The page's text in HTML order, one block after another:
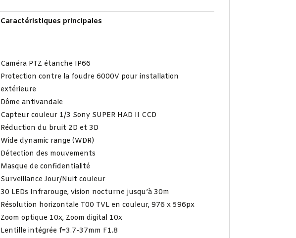
Caractéristiques principales
Caméra PTZ étanche IP66
Protection contre la foudre 6000V pour installation
extérieure
Dôme antivandale
Capteur couleur 1/3 Sony SUPER HAD II CCD
Réduction du bruit 2D et 3D
Wide dynamic range (WDR)
Détection des mouvements
Masque de confidentialité
Surveillance Jour/Nuit couleur
30 LEDs Infrarouge, vision nocturne jusqu’à 30m
Résolution horizontale T00 TVL en couleur, 976 x 596px
Zoom optique 10x, Zoom digital 10x
Lentille intégrée f=3.7-37mm F1.8